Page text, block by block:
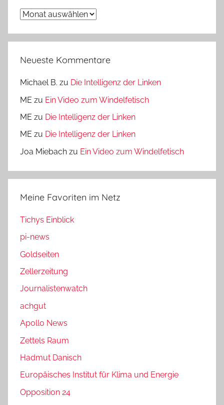
Archiv
Neueste Kommentare
Michael B. zu Die Intelligenz der Linken
ME zu Ein Video zum Windelfetisch
ME zu Die Intelligenz der Linken
ME zu Die Intelligenz der Linken
Joa Miebach zu Ein Video zum Windelfetisch
Meine Favoriten im Netz
Tichys Einblick
pi-news
Goldseiten
Zellerzeitung
Journalistenwatch
achgut
Apollo News
Zettels Raum
Hadmut Danisch
Europäisches Institut für Klima und Energie
Opposition 24